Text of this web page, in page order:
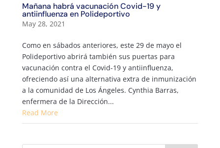
Mañana habrá vacunación Covid-19 y
antiinfluenza en Polideportivo
May 28, 2021
Como en sábados anteriores, este 29 de mayo el
Polideportivo abrirá también sus puertas para
vacunación contra el Covid-19 y antiinfluenza,
ofreciendo así una alternativa extra de inmunización
a la comunidad de Los Ángeles. Cynthia Barras,
enfermera de la Dirección...
Read More